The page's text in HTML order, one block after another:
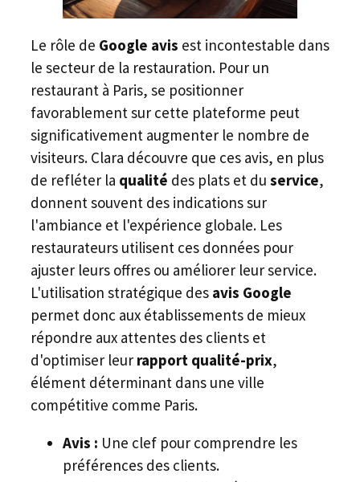
Le rôle de Google avis est incontestable dans
le secteur de la restauration. Pour un
restaurant à Paris, se positionner
favorablement sur cette plateforme peut
significativement augmenter le nombre de
visiteurs. Clara découvre que ces avis, en plus
de refléter la qualité des plats et du service,
donnent souvent des indications sur
l'ambiance et l'expérience globale. Les
restaurateurs utilisent ces données pour
ajuster leurs offres ou améliorer leur service.
L'utilisation stratégique des avis Google
permet donc aux établissements de mieux
répondre aux attentes des clients et
d'optimiser leur rapport qualité-prix,
élément déterminant dans une ville
compétitive comme Paris.
Avis : Une clef pour comprendre les
préférences des clients.